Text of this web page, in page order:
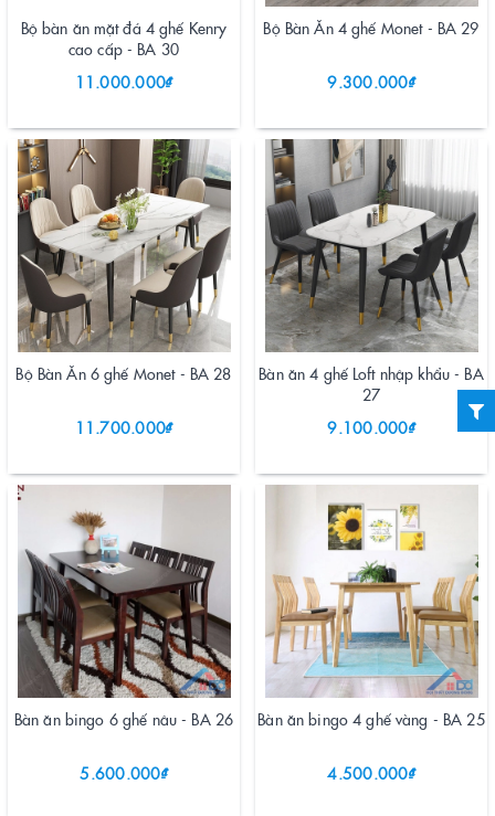
Bộ bàn ăn mặt đá 4 ghế Kenry
cao cấp - BA 30
11.000.000₫
Bộ Bàn Ăn 4 ghế Monet - BA 29
9.300.000₫
Bộ Bàn Ăn 6 ghế Monet - BA 28
11.700.000₫
Bàn ăn 4 ghế Loft nhập khẩu - BA
27
9.100.000₫
Bàn ăn bingo 6 ghế nâu - BA 26
5.600.000₫
Bàn ăn bingo 4 ghế vàng - BA 25
4.500.000₫